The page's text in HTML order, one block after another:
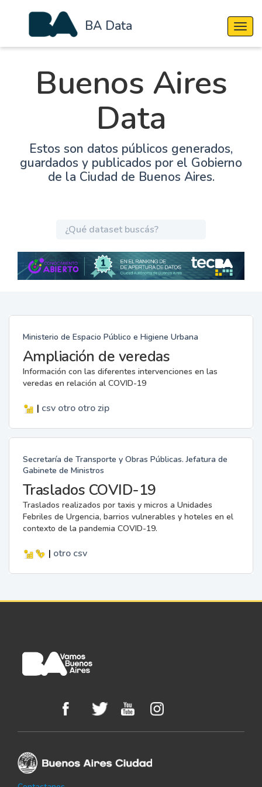
BA Data
Buenos Aires
Data
Estos son datos públicos generados,
guardados y publicados por el Gobierno
de la Ciudad de Buenos Aires.
Ministerio de Espacio Público e Higiene Urbana
Ampliación de veredas
Información con las diferentes intervenciones en las
veredas en relación al COVID-19
| csv otro otro zip
Secretaría de Transporte y Obras Públicas. Jefatura de
Gabinete de Ministros
Traslados COVID-19
Traslados realizados por taxis y micros a Unidades
Febriles de Urgencia, barrios vulnerables y hoteles en el
contexto de la pandemia COVID-19.
| otro csv